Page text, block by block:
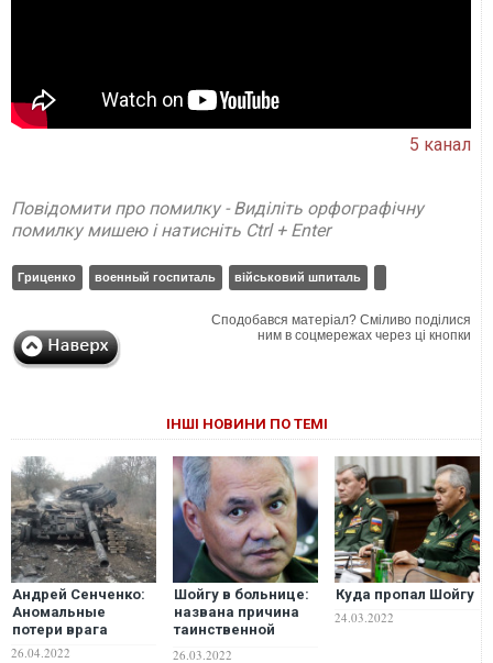
5 канал
Повідомити про помилку - Виділіть орфографічну
помилку мишею і натисніть Ctrl + Enter
Гриценко военный госпиталь військовий шпиталь
Сподобався матеріал? Сміливо поділися
ним в соцмережах через ці кнопки
ІНШІ НОВИНИ ПО ТЕМІ
Андрей Сенченко:
Аномальные
потери врага
26.04.2022
Шойгу в больнице:
названа причина
таинственной
26.03.2022
Куда пропал Шойгу
24.03.2022